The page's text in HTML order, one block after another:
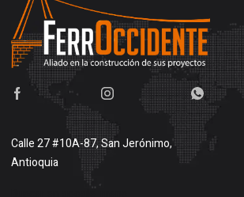
Calle 27 #10A-87, San Jerónimo,
Antioquia